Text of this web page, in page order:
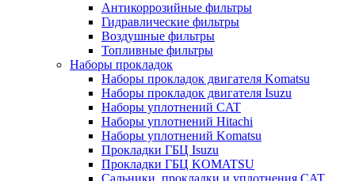
Антикоррозийные фильтры
Гидравлические фильтры
Воздушные фильтры
Топливные фильтры
Наборы прокладок
Наборы прокладок двигателя Komatsu
Наборы прокладок двигателя Isuzu
Наборы уплотнений CAT
Наборы уплотнений Hitachi
Наборы уплотнений Komatsu
Прокладки ГБЦ Isuzu
Прокладки ГБЦ KOMATSU
Сальники, прокладки и уплотнения CAT